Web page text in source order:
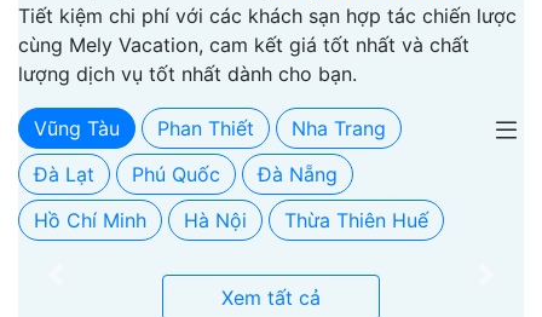
Tiết kiệm chi phí với các khách sạn hợp tác chiến lược
cùng Mely Vacation, cam kết giá tốt nhất và chất
lượng dịch vụ tốt nhất dành cho bạn.
Vũng Tàu Phan Thiết
Nha Trang
Đà Lạt
Phú Quốc
Đà Nẵng
Hồ Chí Minh
Hà Nội Thừa Thiên Huế
Xem tất cả